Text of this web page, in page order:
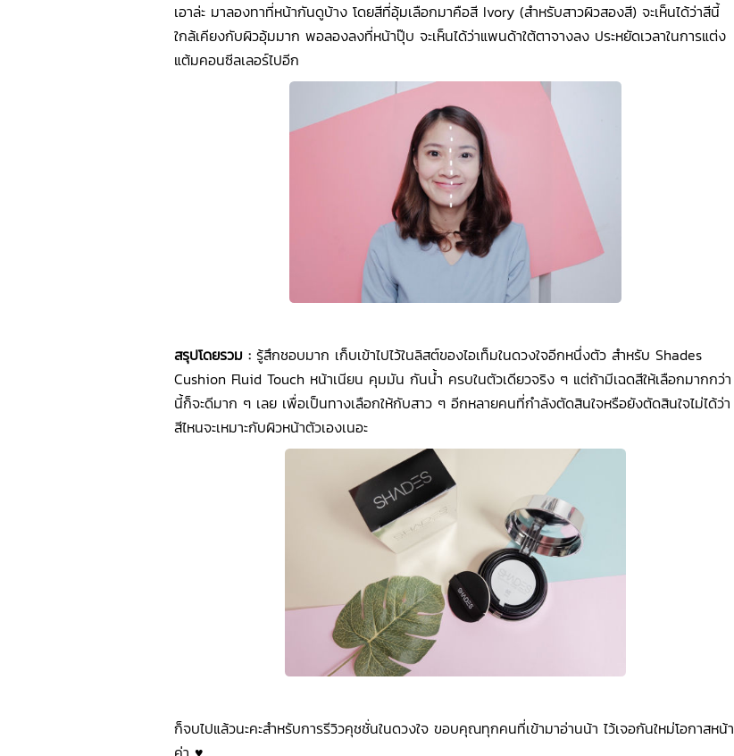
เอาล่ะ มาลองทาที่หน้ากันดูบ้าง โดยสีที่อุ้มเลือกมาคือสี Ivory (สำหรับสาวผิวสองสี) จะเห็นได้ว่าสีนี้
ใกล้เคียงกับผิวอุ้มมาก พอลองลงที่หน้าปุ๊บ จะเห็นได้ว่าแพนด้าใต้ตาจางลง ประหยัดเวลาในการแต่ง
แต้มคอนซีลเลอร์ไปอีก
สรุปโดยรวม : รู้สึกชอบมาก เก็บเข้าไปไว้ในลิสต์ของไอเท็มในดวงใจอีกหนึ่งตัว สำหรับ Shades
Cushion Fluid Touch หน้าเนียน คุมมัน กันน้ำ ครบในตัวเดียวจริง ๆ แต่ถ้ามีเฉดสีให้เลือกมากกว่า
นี้ก็จะดีมาก ๆ เลย เพื่อเป็นทางเลือกให้กับสาว ๆ อีกหลายคนที่กำลังตัดสินใจหรือยังตัดสินใจไม่ได้ว่า
สีไหนจะเหมาะกับผิวหน้าตัวเองเนอะ
ก็จบไปแล้วนะคะสำหรับการรีวิวคุชชั่นในดวงใจ ขอบคุณทุกคนที่เข้ามาอ่านน้า ไว้เจอกันใหม่โอกาสหน้า